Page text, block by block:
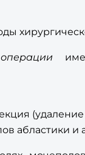
абластики и